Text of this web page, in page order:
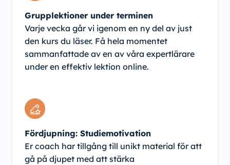
Grupplektioner under terminen
Varje vecka går vi igenom en ny del av just
den kurs du läser. Få hela momentet
sammanfattade av en av våra expertlärare
under en effektiv lektion online.
Fördjupning: Studiemotivation
Er coach har tillgång till unikt material för att
gå på djupet med att stärka